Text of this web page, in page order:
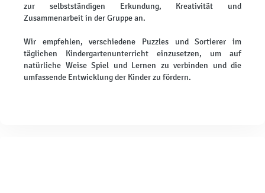
zur selbstständigen Erkundung, Kreativität und
Zusammenarbeit in der Gruppe an.
Wir empfehlen, verschiedene Puzzles und Sortierer im
täglichen Kindergartenunterricht einzusetzen, um auf
natürliche Weise Spiel und Lernen zu verbinden und die
umfassende Entwicklung der Kinder zu fördern.